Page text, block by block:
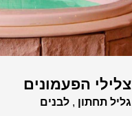
צלילי הפעמונים
גליל תחתון ,לבנים